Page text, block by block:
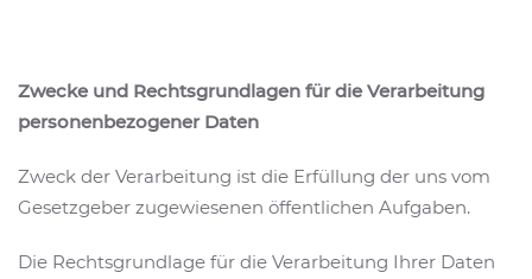
Zwecke und Rechtsgrundlagen für die Verarbeitung
personenbezogener Daten
Zweck der Verarbeitung ist die Erfüllung der uns vom
Gesetzgeber zugewiesenen öffentlichen Aufgaben.
Die Rechtsgrundlage für die Verarbeitung Ihrer Daten